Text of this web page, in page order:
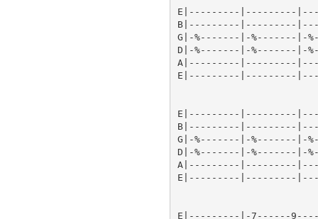
E|---------|---------
B|---------|---------
G|-%-------|-%-------|-
D|-%-------|-%-------|-
A|---------|---------
E|---------|---------
E|---------|---------
B|---------|---------
G|-%-------|-%-------
D|-%-------|-%-------
A|---------|---------
E|---------|---------
E|---------|-7------